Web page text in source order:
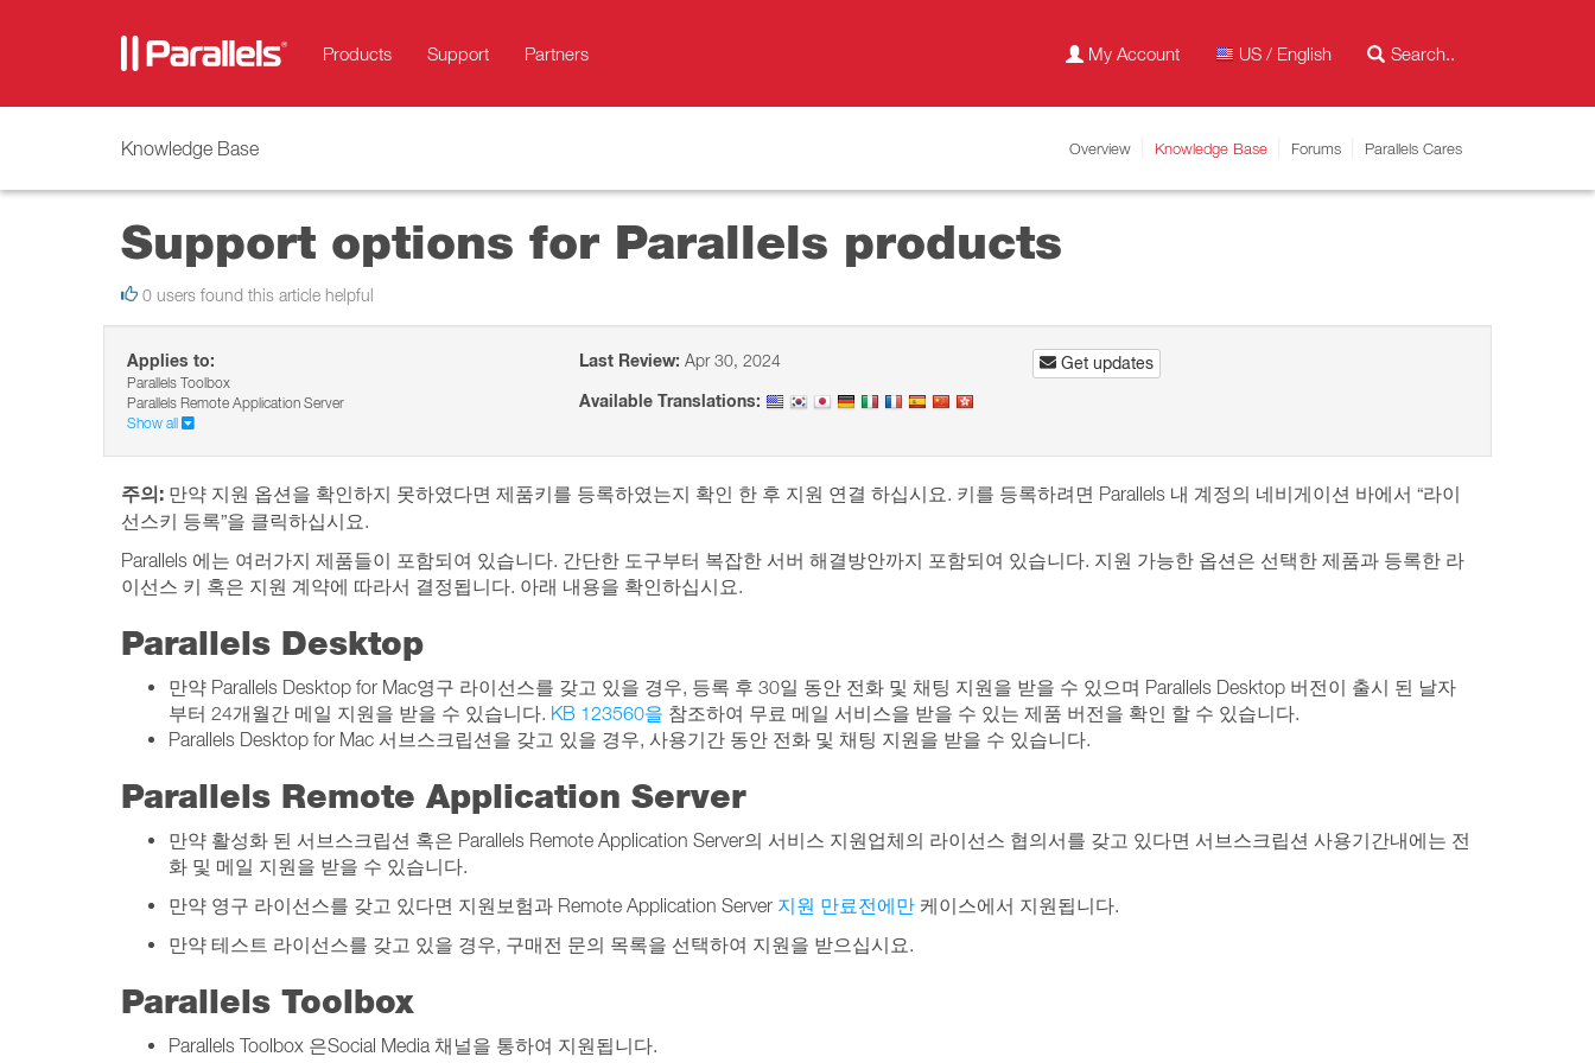
Products Support Partners My Account US / English
Knowledge Base Overview Knowledge Base Forums Parallels Cares
Support options for Parallels products
0 users found this article helpful
Applies to:
Parallels Toolbox
Parallels Remote Application Server
Show all
Last Review: Apr 30, 2024
Available Translations:
Get updates
주의: 만약 지원 옵션을 확인하지 못하였다면 제품키를 등록하였는지 확인 한 후 지원 연결 하십시요. 키를 등록하려면 Parallels 내 계정의 네비게이션 바에서 “라이
선스키 등록”을 클릭하십시요.
Parallels 에는 여러가지 제품들이 포함되여 있습니다. 간단한 도구부터 복잡한 서버 해결방안까지 포함되여 있습니다. 지원 가능한 옵션은 선택한 제품과 등록한 라
이선스 키 혹은 지원 계약에 따라서 결정됩니다. 아래 내용을 확인하십시요.
Parallels Desktop
만약 Parallels Desktop for Mac영구 라이선스를 갖고 있을 경우, 등록 후 30일 동안 전화 및 채팅 지원을 받을 수 있으며 Parallels Desktop 버전이 출시 된 날자
부터 24개월간 메일 지원을 받을 수 있습니다. KB 123560을 참조하여 무료 메일 서비스을 받을 수 있는 제품 버전을 확인 할 수 있습니다.
Parallels Desktop for Mac 서브스크립션을 갖고 있을 경우, 사용기간 동안 전화 및 채팅 지원을 받을 수 있습니다.
Parallels Remote Application Server
만약 활성화 된 서브스크립션 혹은 Parallels Remote Application Server의 서비스 지원업체의 라이선스 협의서를 갖고 있다면 서브스크립션 사용기간내에는 전
화 및 메일 지원을 받을 수 있습니다.
만약 영구 라이선스를 갖고 있다면 지원보험과 Remote Application Server 지원 만료전에만 케이스에서 지원됩니다.
만약 테스트 라이선스를 갖고 있을 경우, 구매전 문의 목록을 선택하여 지원을 받으십시요.
Parallels Toolbox
Parallels Toolbox 은Social Media 채널을 통하여 지원됩니다.